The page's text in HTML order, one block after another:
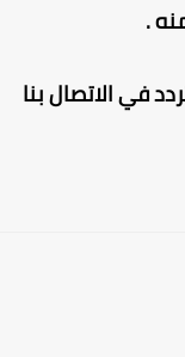
.
الاتصال بنا